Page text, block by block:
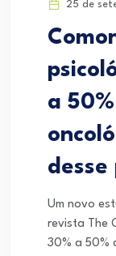
25 de
a
desse
Um novo
revista The
30% a 50%